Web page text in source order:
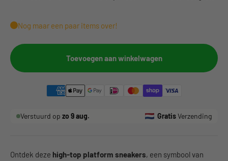
Nog maar een paar items over!
Toevoegen aan winkelwagen
Verstuurd op zo 9 aug. GratisVerzending
Ontdek deze high-top platform sneakers, een symbool van